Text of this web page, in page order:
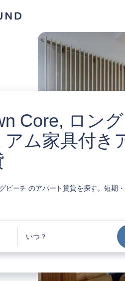
Core, ロン
ム家具付き
ビーチ のアパート賃貸を探す。短期
いつ？